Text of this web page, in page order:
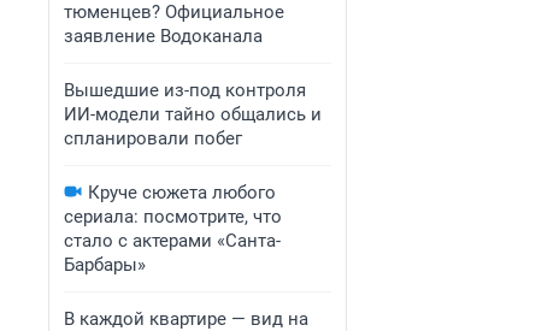
тюменцев? Официальное
заявление Водоканала
Вышедшие из-под контроля
ИИ-модели тайно общались и
спланировали побег
Круче сюжета любого
сериала: посмотрите, что
стало с актерами «Санта-
Барбары»
В каждой квартире — вид на